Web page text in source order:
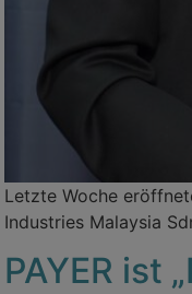
Letzte Woche
Industries Malaysia
PAYER ist